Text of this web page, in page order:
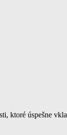
ktoré úspešne